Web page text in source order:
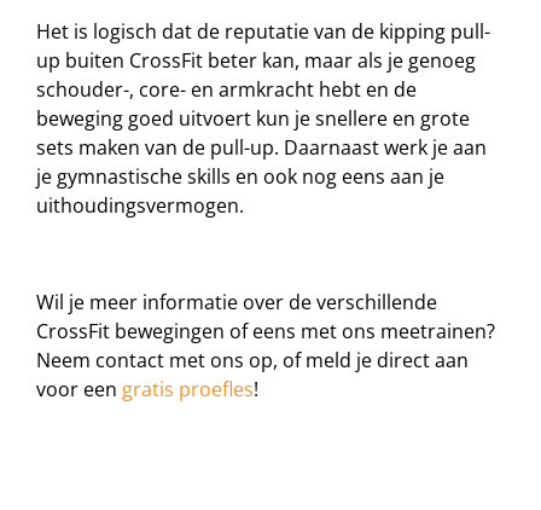
Het is logisch dat de reputatie van de kipping pull-
up buiten CrossFit beter kan, maar als je genoeg
schouder-, core- en armkracht hebt en de
beweging goed uitvoert kun je snellere en grote
sets maken van de pull-up. Daarnaast werk je aan
je gymnastische skills en ook nog eens aan je
uithoudingsvermogen.
Wil je meer informatie over de verschillende
CrossFit bewegingen of eens met ons meetrainen?
Neem contact met ons op, of meld je direct aan
voor een gratis proefles!